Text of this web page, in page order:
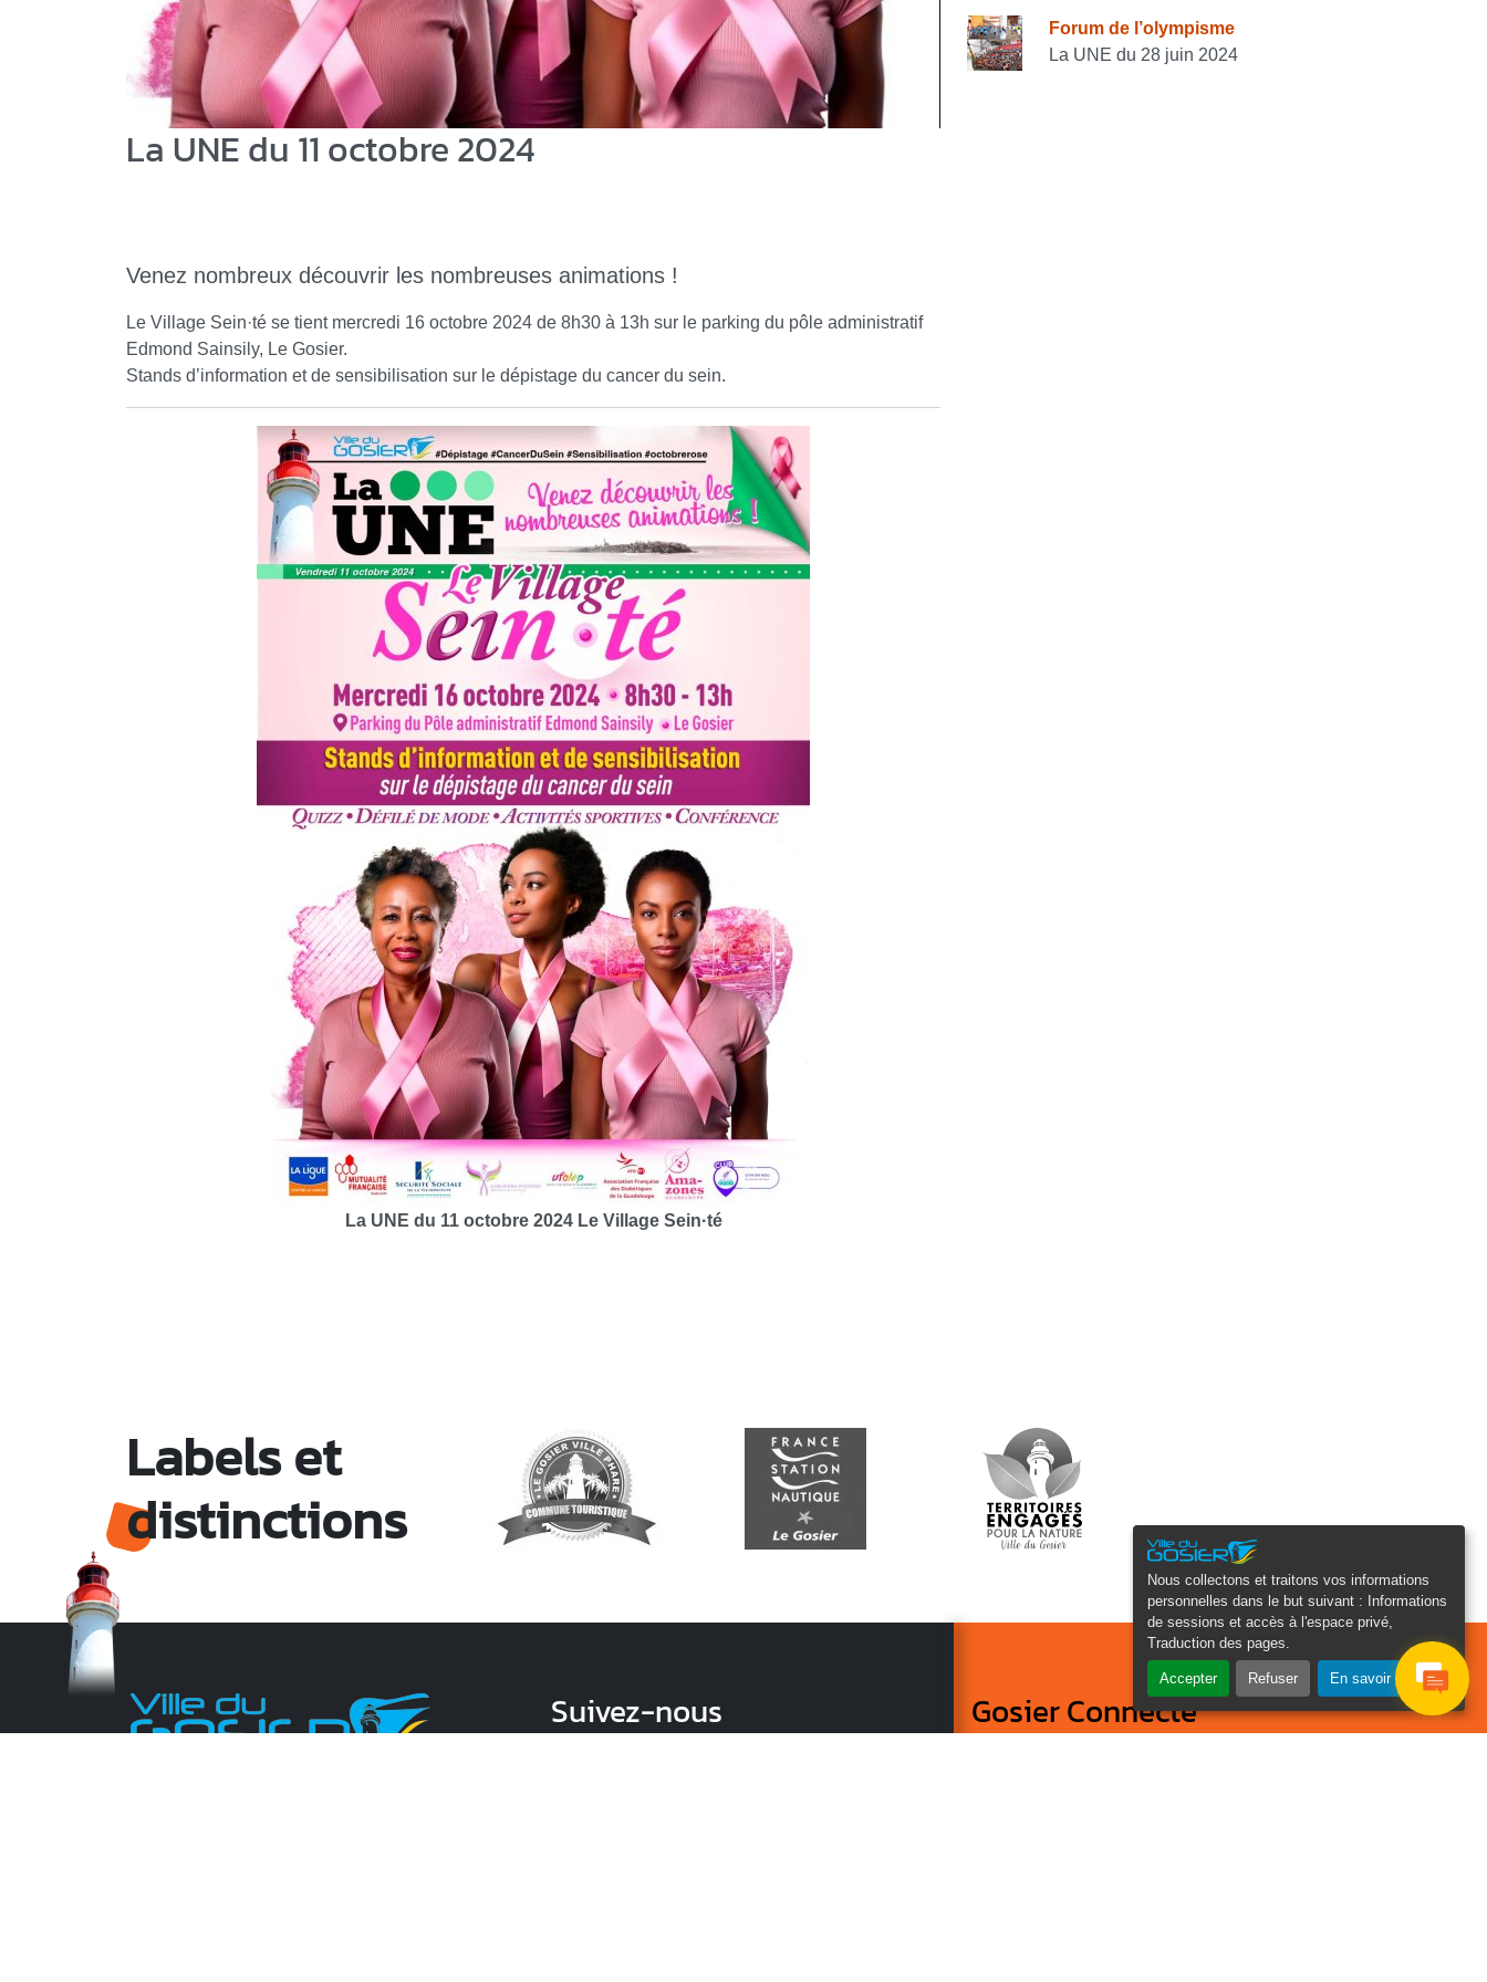
Nous collectons et traitons vos informations
personnelles dans le but suivant :
Informations
de sessions et accès à l'espace privé,
Traduction des pages
Accepter Refuser En savoir plus
La UNE du 11 octobre 2024
Venez nombreux découvrir les nombreuses animations !
Le Village Sein·té se tient mercredi 16 octobre 2024 de 8h30 à 13h sur le parking du pôle administratif
Edmond Sainsily, Le Gosier.
Stands d’information et de sensibilisation sur le dépistage du cancer du sein.
La UNE du 11 octobre 2024 Le Village Sein·té
Forum de l’olympisme
La UNE du 28 juin 2024
Labels et
distinctions
Suivez-nous Gosier Connecté